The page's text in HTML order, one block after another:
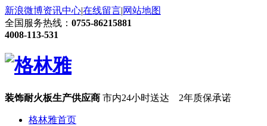
新浪微博资讯中心|在线留言|网站地图
全国服务热线： 0755-86215881
4008-113-531
装饰耐火板生产供应商 市内24小时送达 2年质保承诺
格林雅首页